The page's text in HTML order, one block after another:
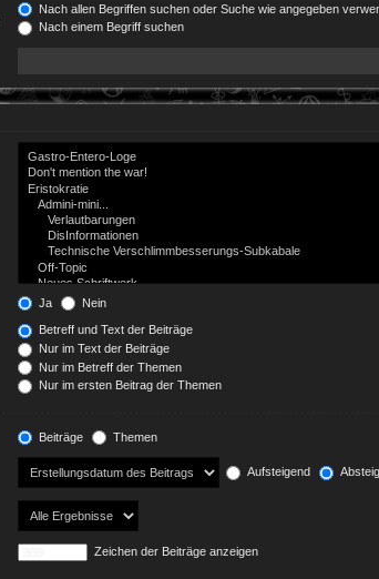
Nach allen Begriffen suchen oder Suche wie angegeben
Nach einem Begriff suchen
Ja Nein
Betreff und Text der Beiträge
Nur im Text der Beiträge
Nur im Betreff der Themen
Nur im ersten Beitrag der Themen
Beiträge Themen
Aufsteigend
Zeichen der Beiträge anzeigen